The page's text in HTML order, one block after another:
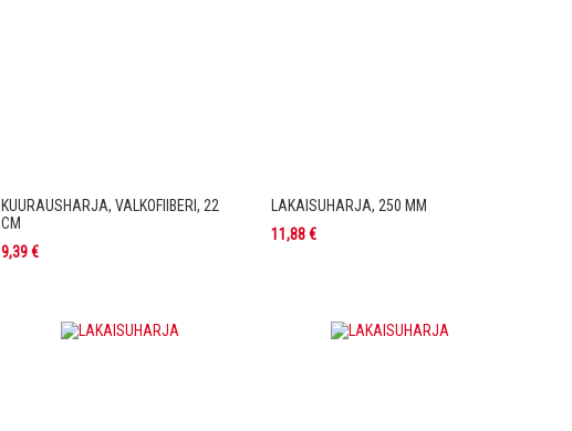
KUURAUSHARJA, VALKOFIIBERI, 22
CM
9,39 €
LAKAISUHARJA, 250 MM
11,88 €